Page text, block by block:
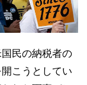
民の納税者の
こうとしてい